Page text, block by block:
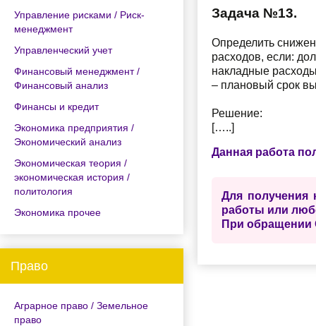
Управление рисками / Риск-
менеджмент
Управленческий учет
Финансовый менеджмент /
Финансовый анализ
Финансы и кредит
Экономика предприятия /
Экономический анализ
Экономическая теория /
экономическая история /
политология
Экономика прочее
Право
Аграрное право / Земельное
право
Задача №13.
Определить
расходов, если:
накладные
– плановый срок
Решение:
[…..]
Данная работа
Для получения
работы или
При обращении